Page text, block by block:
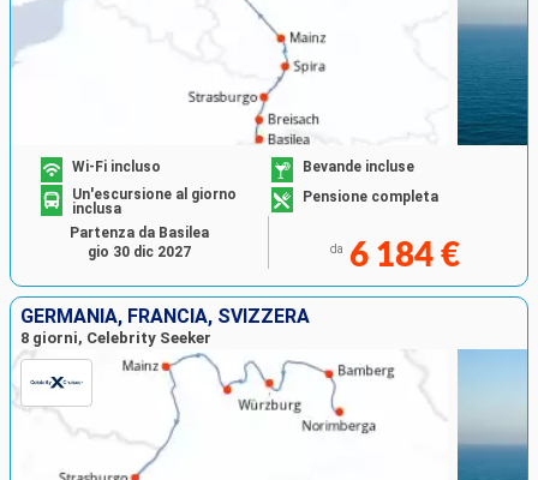
Wi-Fi incluso
Bevande incluse
Un'escursione al giorno
inclusa
Pensione completa
da 6 184 €
Partenza da Basilea
gio 30 dic 2027
GERMANIA, FRANCIA, SVIZZERA
8 giorni, Celebrity Seeker